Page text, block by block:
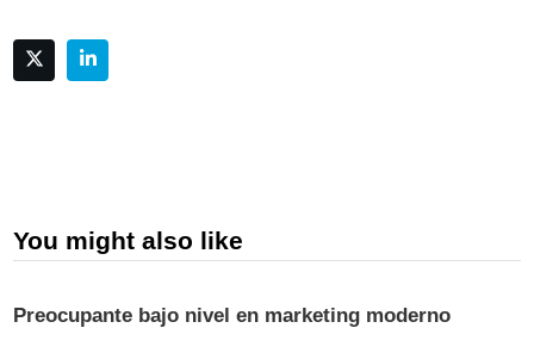
You might also like
Preocupante bajo nivel en marketing moderno